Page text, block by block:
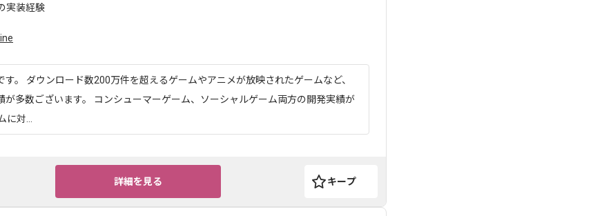
実装経験
す。 ダウンロード数200万件を超えるゲームやアニメが放映されたゲームなど、
が多数ございます。 コンシューマーゲーム、ソーシャルゲーム両方の開発実績が
対...
詳細を見る キープ